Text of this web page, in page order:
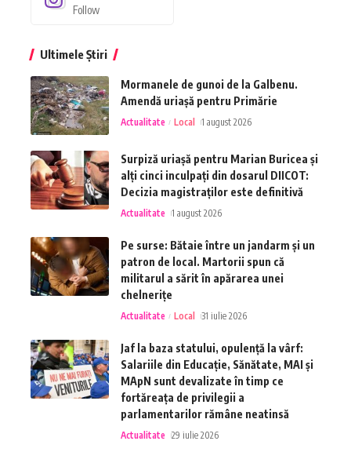
Follow
Ultimele Știri
Mormanele de gunoi de la Galbenu.
Amendă uriașă pentru Primărie
Actualitate Local 1 august 2026
Surpiză uriașă pentru Marian Buricea și
alți cinci inculpați din dosarul DIICOT:
Decizia magistraților este definitivă
Actualitate 1 august 2026
Pe surse: Bătaie între un jandarm și un
patron de local. Martorii spun că
militarul a sărit în apărarea unei
chelnerițe
Actualitate Local 31 iulie 2026
Jaf la baza statului, opulență la vârf:
Salariile din Educație, Sănătate, MAI și
MApN sunt devalizate în timp ce
fortăreața de privilegii a
parlamentarilor rămâne neatinsă
Actualitate 29 iulie 2026